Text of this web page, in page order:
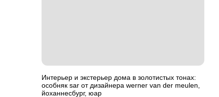
Интерьер и экстерьер дома в золотистых тонах:
особняк sar от дизайнера werner van der meulen,
йоханнесбург, юар